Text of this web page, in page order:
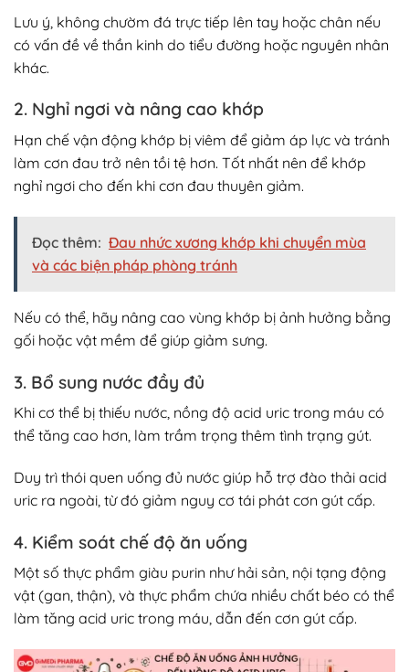
Lưu ý, không chườm đá trực tiếp lên tay hoặc chân nếu
có vấn đề về thần kinh do tiểu đường hoặc nguyên nhân
khác.
2. Nghỉ ngơi và nâng cao khớp
Hạn chế vận động khớp bị viêm để giảm áp lực và tránh
làm cơn đau trở nên tồi tệ hơn. Tốt nhất nên để khớp
nghỉ ngơi cho đến khi cơn đau thuyên giảm.
Đọc thêm: Đau nhức xương khớp khi chuyển mùa
và các biện pháp phòng tránh
Nếu có thể, hãy nâng cao vùng khớp bị ảnh hưởng bằng
gối hoặc vật mềm để giúp giảm sưng.
3. Bổ sung nước đầy đủ
Khi cơ thể bị thiếu nước, nồng độ acid uric trong máu có
thể tăng cao hơn, làm trầm trọng thêm tình trạng gút.
Duy trì thói quen uống đủ nước giúp hỗ trợ đào thải acid
uric ra ngoài, từ đó giảm nguy cơ tái phát cơn gút cấp.
4. Kiểm soát chế độ ăn uống
Một số thực phẩm giàu purin như hải sản, nội tạng động
vật (gan, thận), và thực phẩm chứa nhiều chất béo có thể
làm tăng acid uric trong máu, dẫn đến cơn gút cấp.